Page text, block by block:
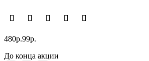
480р.99р.
До конца акции